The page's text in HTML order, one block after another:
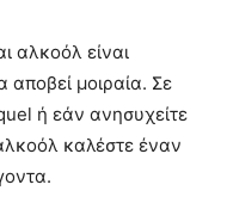
αλκοόλ είναι
αποβεί μοιραία. Σε
ή εάν ανησυχείτε
καλέστε έναν